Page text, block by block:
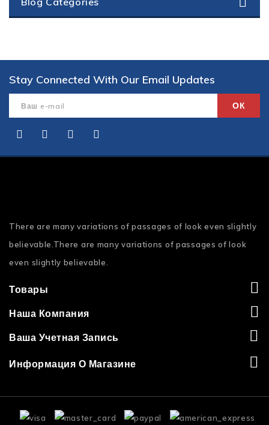
Stay Connected With Our Email Updates
There are many variations of passages of look even slightly
believable.There are many variations of passages of look
even slightly believable.
Товары
Наша Компания
Ваша Учетная Запись
Информация О Магазине